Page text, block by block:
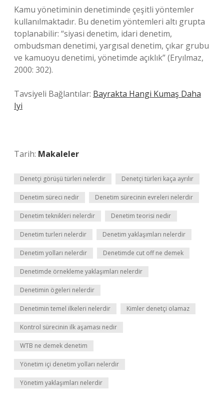
Kamu yönetiminin denetiminde çeşitli yöntemler
kullanılmaktadır. Bu denetim yöntemleri altı grupta
toplanabilir: “siyasi denetim, idari denetim,
ombudsman denetimi, yargısal denetim, çıkar grubu
ve kamuoyu denetimi, yönetimde açıklık” (Eryılmaz,
2000: 302).
Tavsiyeli Bağlantılar: Bayrakta Hangi Kumaş Daha
Iyi
Tarih: Makaleler
Denetçi görüşü türleri nelerdir Denetçi türleri kaça ayrılır
Denetim süreci nedir Denetim sürecinin evreleri nelerdir
Denetim teknikleri nelerdir Denetim teorisi nedir
Denetim turleri nelerdir Denetim yaklaşımları nelerdir
Denetim yolları nelerdir Denetimde cut off ne demek
Denetimde örnekleme yaklaşımları nelerdir
Denetimin ögeleri nelerdir
Denetimin temel ilkeleri nelerdir Kimler denetçi olamaz
Kontrol sürecinin ilk aşaması nedir
WTB ne demek denetim
Yönetim içi denetim yolları nelerdir
Yönetim yaklaşımları nelerdir